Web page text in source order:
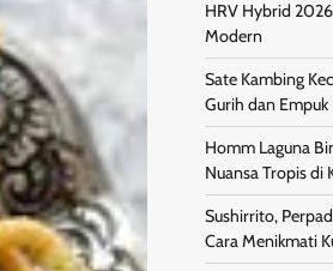
HRV Hybrid
Modern
Sate Kambing
Gurih dan Empuk
Homm Laguna
Nuansa Tropis di
Sushirrito,
Cara Menikmati